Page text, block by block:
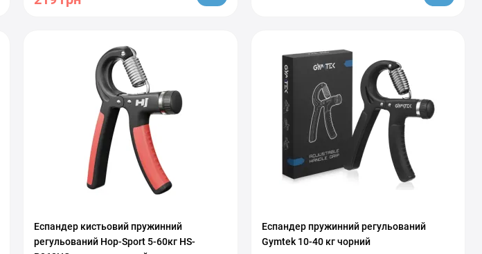
Еспандер кистьовий пружинний
регульований Hop-Sport 5-60кг HS-
Еспандер пружинний регульований
Gymtek 10-40 кг чорний